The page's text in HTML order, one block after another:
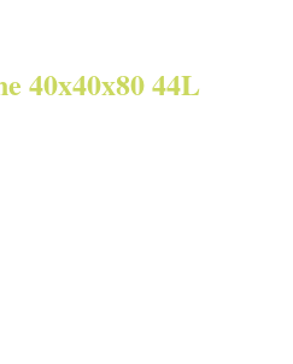
40x40x80 44L